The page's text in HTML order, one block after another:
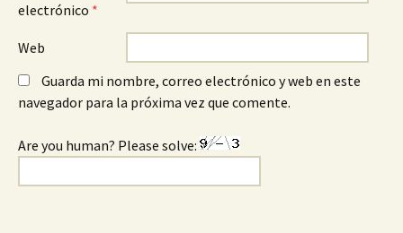
electrónico *
Web
Guarda mi nombre, correo electrónico y web en este
navegador para la próxima vez que comente.
Are you human? Please solve: